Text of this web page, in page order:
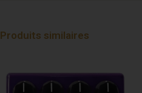
Produits similaires